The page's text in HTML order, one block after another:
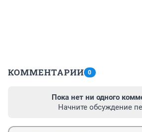
КОММЕНТАРИИ 0
Пока нет ни одного
Начните обсуждение